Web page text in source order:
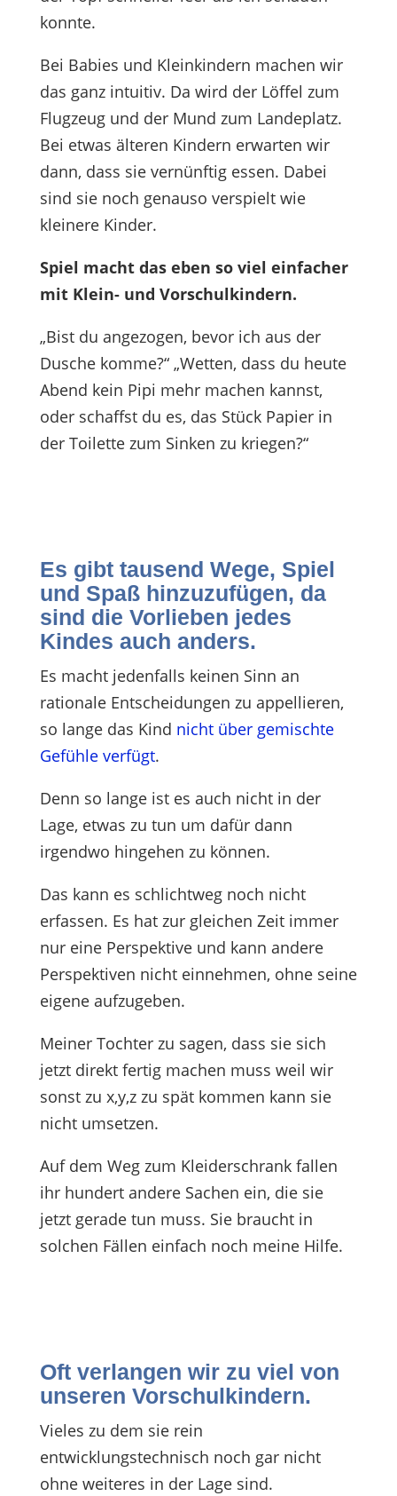
konnte.
Bei Babies und Kleinkindern machen wir
das ganz intuitiv. Da wird der Löffel zum
Flugzeug und der Mund zum Landeplatz.
Bei etwas älteren Kindern erwarten wir
dann, dass sie vernünftig essen. Dabei
sind sie noch genauso verspielt wie
kleinere Kinder.
Spiel macht das eben so viel einfacher
mit Klein- und Vorschulkindern.
„Bist du angezogen, bevor ich aus der
Dusche komme?“ „Wetten, dass du heute
Abend kein Pipi mehr machen kannst,
oder schaffst du es, das Stück Papier in
der Toilette zum Sinken zu kriegen?“
Es gibt tausend Wege, Spiel
und Spaß hinzuzufügen, da
sind die Vorlieben jedes
Kindes auch anders.
Es macht jedenfalls keinen Sinn an
rationale Entscheidungen zu appellieren,
so lange das Kind nicht über gemischte
Gefühle verfügt.
Denn so lange ist es auch nicht in der
Lage, etwas zu tun um dafür dann
irgendwo hingehen zu können.
Das kann es schlichtweg noch nicht
erfassen. Es hat zur gleichen Zeit immer
nur eine Perspektive und kann andere
Perspektiven nicht einnehmen, ohne seine
eigene aufzugeben.
Meiner Tochter zu sagen, dass sie sich
jetzt direkt fertig machen muss weil wir
sonst zu x,y,z zu spät kommen kann sie
nicht umsetzen.
Auf dem Weg zum Kleiderschrank fallen
ihr hundert andere Sachen ein, die sie
jetzt gerade tun muss. Sie braucht in
solchen Fällen einfach noch meine Hilfe.
Oft verlangen wir zu viel von
unseren Vorschulkindern.
Vieles zu dem sie rein
entwicklungstechnisch noch gar nicht
ohne weiteres in der Lage sind.